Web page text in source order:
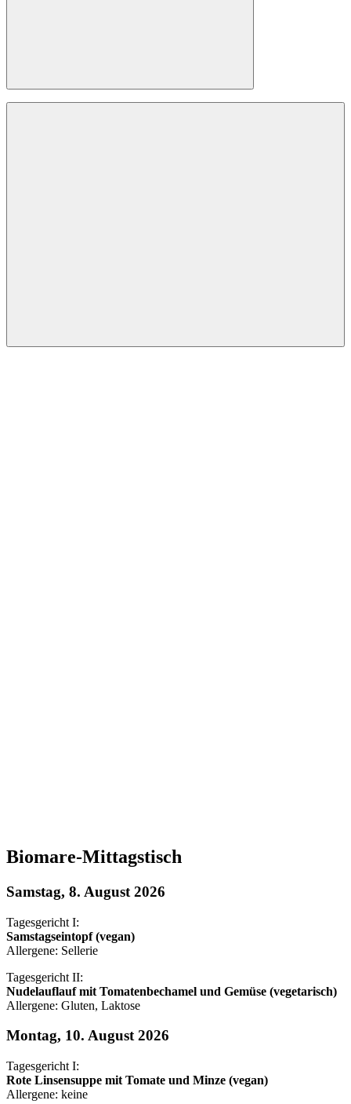
Biomare-Mittagstisch
Samstag, 8. August 2026
Tagesgericht I:
Samstagseintopf (vegan)
Allergene: Sellerie
Tagesgericht II:
Nudelauflauf mit Tomatenbechamel und Gemüse (vegetarisch)
Allergene: Gluten, Laktose
Montag, 10. August 2026
Tagesgericht I:
Rote Linsensuppe mit Tomate und Minze (vegan)
Allergene: keine